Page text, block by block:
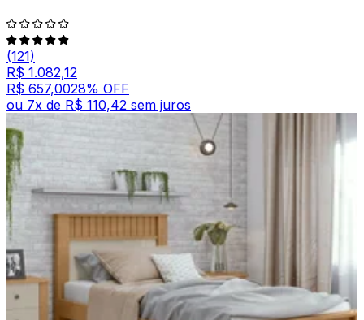
(121)
R$ 1.082,12
R$ 657,0028% OFF
ou 7x de R$ 110,42 sem juros